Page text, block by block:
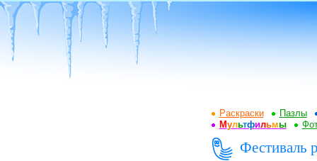
Раскраски
Пазлы
Мультфильмы
Фестиваль